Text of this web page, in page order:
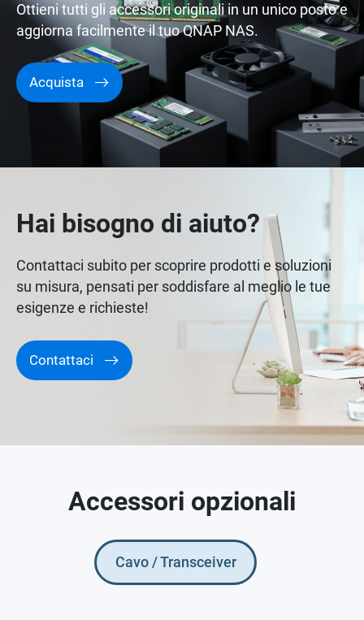
Ottieni tutti gli accessori originali in un unico posto e
aggiorna facilmente il tuo QNAP NAS.
Acquista
Hai bisogno di aiuto?
Contattaci subito per scoprire prodotti e soluzioni
su misura, pensati per soddisfare al meglio le tue
esigenze e richieste!
Contattaci
Accessori opzionali
Cavo / Transceiver